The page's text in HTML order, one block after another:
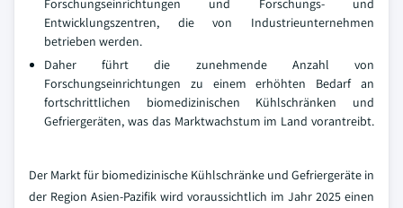
Forschungseinrichtungen und Forschungs- und
Entwicklungszentren, die von Industrieunternehmen
betrieben werden.
Daher führt die zunehmende Anzahl von
Forschungseinrichtungen zu einem erhöhten Bedarf an
fortschrittlichen biomedizinischen Kühlschränken und
Gefriergeräten, was das Marktwachstum im Land vorantreibt.
Der Markt für biomedizinische Kühlschränke und Gefriergeräte in
der Region Asien-Pazifik wird voraussichtlich im Jahr 2025 einen